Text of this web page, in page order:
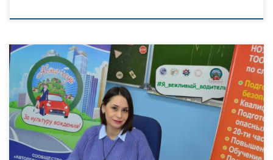
В ближайшую субботу, 25 января 2020 года, в рамках социально значимой
инициативы «Автоледи – за культуру вождения» в четырёх локациях юга
Тюменской области состоятся отборочные